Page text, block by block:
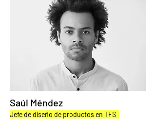
Saúl Méndez
Jefe de diseño de productos en TFS